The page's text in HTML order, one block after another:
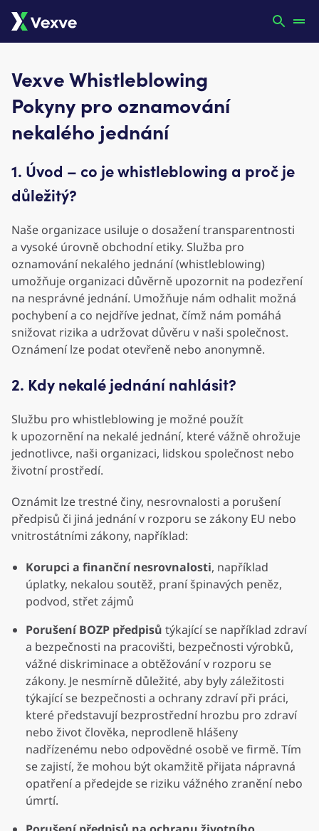
Vexve Whistleblowing
Pokyny pro oznamování
nekalého jednání
1. Úvod – co je whistleblowing a proč je
důležitý?
Naše organizace usiluje o dosažení transparentnosti
a vysoké úrovně obchodní etiky. Služba pro
oznamování nekalého jednání (whistleblowing)
umožňuje organizaci důvěrně upozornit na podezření
na nesprávné jednání. Umožňuje nám odhalit možná
pochybení a co nejdříve jednat, čímž nám pomáhá
snižovat rizika a udržovat důvěru v naši společnost.
Oznámení lze podat otevřeně nebo anonymně.
2. Kdy nekalé jednání nahlásit?
Službu pro whistleblowing je možné použít
k upozornění na nekalé jednání, které vážně ohrožuje
jednotlivce, naši organizaci, lidskou společnost nebo
životní prostředí.
Oznámit lze trestné činy, nesrovnalosti a porušení
předpisů či jiná jednání v rozporu se zákony EU nebo
vnitrostátními zákony, například:
Korupci a finanční nesrovnalosti, například
úplatky, nekalou soutěž, praní špinavých peněz,
podvod, střet zájmů
Porušení BOZP předpisů týkající se například zdraví
a bezpečnosti na pracovišti, bezpečnosti výrobků,
vážné diskriminace a obtěžování v rozporu se
zákony. Je nesmírně důležité, aby byly záležitosti
týkající se bezpečnosti a ochrany zdraví při práci,
které představují bezprostřední hrozbu pro zdraví
nebo život člověka, neprodleně hlášeny
nadřízenému nebo odpovědné osobě ve firmě. Tím
se zajistí, že mohou být okamžitě přijata nápravná
opatření a předejde se riziku vážného zranění nebo
úmrtí.